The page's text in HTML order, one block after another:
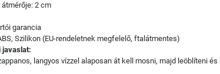
2 cm
garancia
Szilikon (EU-rendeletnek megfelelő, ftalátmentes)
langyos vízzel alaposan át kell mosni, majd leöblíteni